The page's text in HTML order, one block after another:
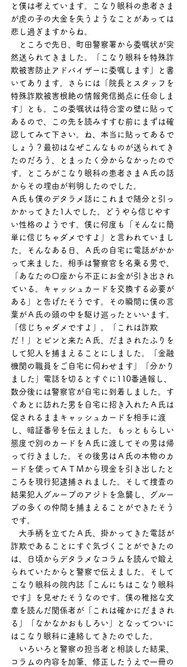
と僕は考えています。こなり眼科の患者さま
が虎の子の大金を失うようなことがあっては
悲し過ぎますからね。
ところで先日、町田警察署から委嘱状が突
然送られてきました。「こなり眼科を特殊詐
欺被害防止アドバイザーに委嘱します」と書
いてあります。さらには「院長とスタッフを
特殊詐欺被害根絶の情報発信拠点に任命しま
す」とも。この委嘱状は待合室の壁に貼って
あるので、この先を読みすすむ前にまずは確
認してみて下さい。ね、本当に貼ってあるで
しょう？最初はなぜこんなものが送られてき
たのだろう、とまったく分からなかったので
す。ところがこなり眼科の患者さまＡ氏の話
からその理由が判明したのでした。
Ａ氏も僕のデタラメ話にこれまで随分と引っ
かかってきた1人でした。どうやら信じやす
い性格のようです。僕に何度も「そんなに簡
単に信じちゃダメですよ」と言われていまし
た。そんなある日、Ａ氏の自宅に電話がかか
って来ました。相手は警察官を名乗る男で、
「あなたの口座から不正にお金が引き出され
ている。キャッシュカードを交換する必要が
ある」と告げたそうです。その瞬間に僕の言
葉がＡ氏の頭の中を駆け巡ったといいます。
「信じちゃダメですよ」。「これは詐欺
だ！」とピンと来たＡ氏、だまされたふりを
して犯人を捕まえることにしました。「金融
機関の職員をご自宅に伺わせます」「分かり
ました」電話を切るとすぐに110番通報し、
数分後には警察官が自宅に到着しました。す
ぐあとに訪れた男を自宅に招き入れたＡ氏は
促されるままキャッシュカードを相手に渡
し、暗証番号を伝えました。もっともらしい
態度で別のカードをＡ氏に渡してその男は帰
って行きました。その後男はＡ氏の本物のカ
ードを使ってＡＴＭから現金を引き出したと
ころを現行犯逮捕されました。そして捜査の
結果犯人グループのアジトを急襲し、グルー
プの多くの仲間を捕まえることができたそう
です。
大手柄を立てたＡ氏、掛かってきた電話が
詐欺であることにすぐ気づくことができたの
は、日頃からデタラメなコラムを読んで鍛え
られていたからと警察で伝えました。そして
こなり眼科の院内誌『こんにちはこなり眼科
です』を見せたそうなのです。僕の稚拙な文
章を読んだ関係者が「これは確かにだまされ
る」「なかなかおもしろい」となってついに
はこなり眼科に連絡してきたのでした。
いろいろと警察の担当者と相談した結果、
コラムの内容を加筆、修正したうえで一冊の